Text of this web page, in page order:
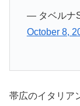
— タベルナ
October 8,
帯広のイタリア